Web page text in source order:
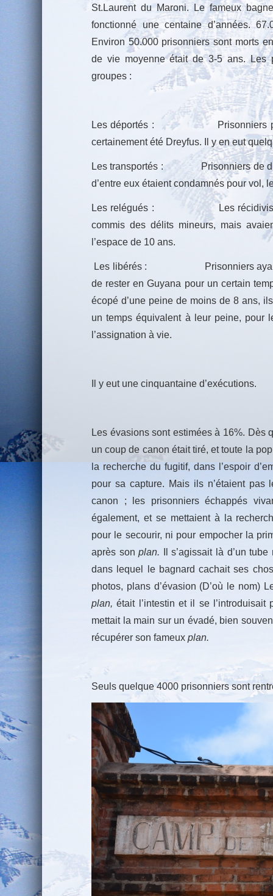
St.Laurent du Maroni. Le fameux
fonctionné une centaine d’années.
Environ 50.000 prisonniers sont morts
de vie moyenne était de 3-5 ans. Les
groupes :
Les déportés : Prisonniers
certainement été Dreyfus. Il y en eut
Les transportés : Prisonniers de
d’entre eux étaient condamnés pour vol,
Les relégués : Les récidivistes :
commis des délits mineurs, mais
l’espace de 10 ans.
Les libérés : Prisonniers ayant
de rester en Guyana pour un certain
écopé d’une peine de moins de 8 ans,
un temps équivalent à leur peine, pour
l’assignation à vie.
Il y eut une cinquantaine d’exécutions.
Les évasions sont estimées à 16%. Dès
un coup de canon était tiré, et toute la
la recherche du fugitif, dans l’espoir
pour sa capture. Mais ils n’étaient
canon ; les prisonniers échappés
également, et se mettaient à la
pour le secourir, ni pour empocher la
après sonplan. Il s’agissait là d’un
dans lequel le bagnard cachait ses
photos, plans d’évasion (D’où le nom)
plan,était l’intestin et il se
mettait la main sur un évadé, bien
récupérer son fameux plan.
Seuls quelque 4000 prisonniers sont